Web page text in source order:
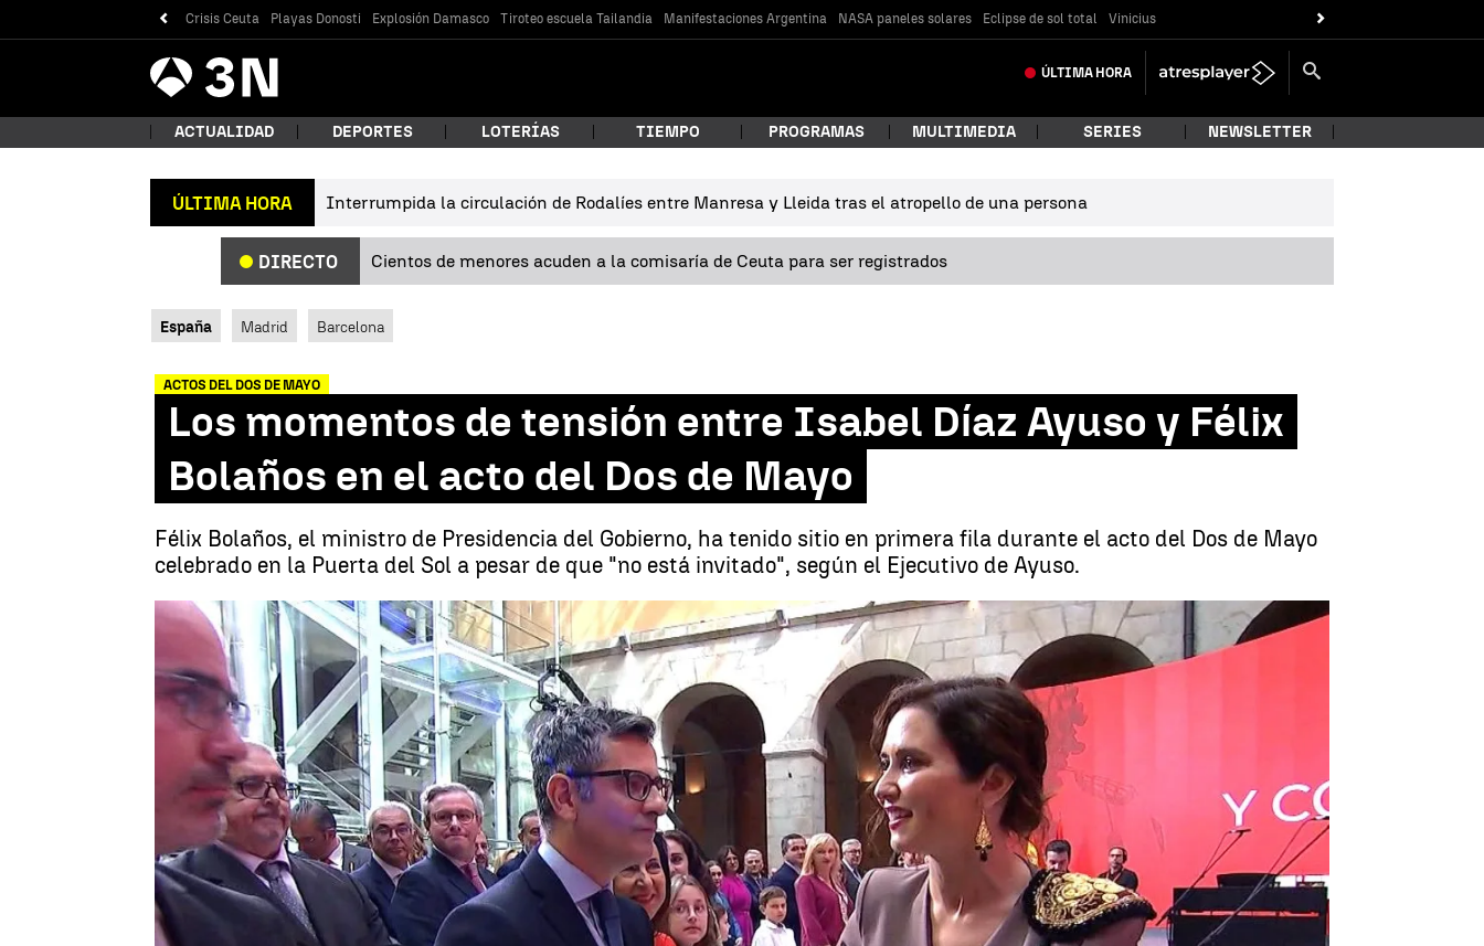
Crisis Ceuta Playas Donosti Explosión Damasco Tiroteo escuela Tailandia Manifestaciones Argentina NASA paneles solares Eclipse de sol total Vinicius
Antena
3 Noticias ÚLTIMA HORA
¿Qué estás buscando?
Buscar
ACTUALIDAD DEPORTES LOTERÍAS TIEMPO PROGRAMAS MULTIMEDIA SERIES NEWSLETTER
ÚLTIMA HORA Interrumpida la circulación de Rodalíes entre Manresa y Lleida tras el atropello de una persona
DIRECTO Cientos de menores acuden a la comisaría de Ceuta para ser registrados
España Madrid Barcelona
ACTOS DEL DOS DE MAYO
Los momentos de tensión entre Isabel Díaz Ayuso y Félix
Bolaños en el acto del Dos de Mayo
Félix Bolaños, el ministro de Presidencia del Gobierno, ha tenido sitio en primera fila durante el acto del Dos de Mayo
celebrado en la Puerta del Sol a pesar de que "no está invitado", según el Ejecutivo de Ayuso.
Los momentos de tensión entre Isabel Díaz Ayuso y Félix Bolaños en el acto del Dos de Mayo | Antena 3 Noticias